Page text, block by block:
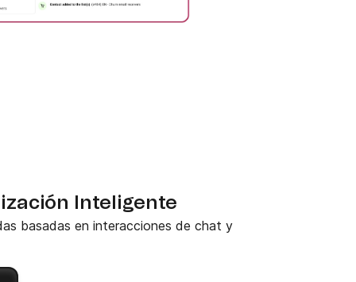
Inteligente
basadas en interacciones de chat y